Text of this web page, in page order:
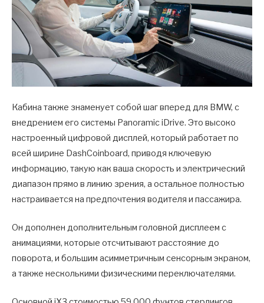
Кабина также знаменует собой шаг вперед для BMW, с
внедрением его системы Panoramic iDrive. Это высоко
настроенный цифровой дисплей, который работает по
всей ширине DashCoinboard, приводя ключевую
информацию, такую как ваша скорость и электрический
диапазон прямо в линию зрения, а остальное полностью
настраивается на предпочтения водителя и пассажира.
Он дополнен дополнительным головной дисплеем с
анимациями, которые отсчитывают расстояние до
поворота, и большим асимметричным сенсорным экраном,
а также несколькими физическими переключателями.